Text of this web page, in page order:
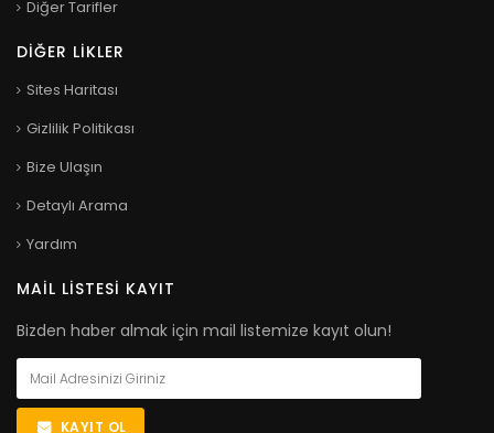
Diğer Tarifler
DIĞER LIKLER
Sites Haritası
Gizlilik Politikası
Bize Ulaşın
Detaylı Arama
Yardım
MAIL LISTESI KAYIT
Bizden haber almak için mail listemize kayıt olun!
KAYIT OL